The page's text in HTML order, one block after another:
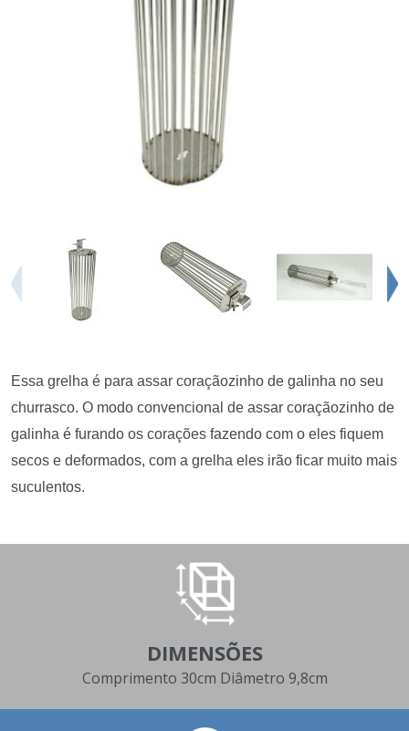
Essa grelha é para assar coraçãozinho de galinha no seu
churrasco. O modo convencional de assar coraçãozinho de
galinha é furando os corações fazendo com o eles fiquem
secos e deformados, com a grelha eles irão ficar muito mais
suculentos.
DIMENSÕES
Comprimento 30cm Diâmetro 9,8cm